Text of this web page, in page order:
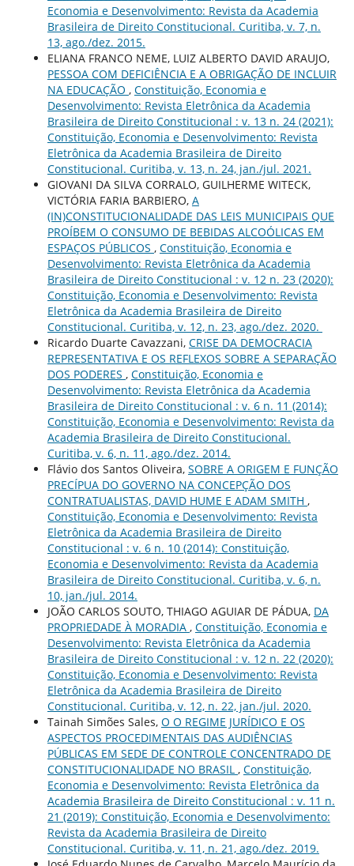
Economia e Desenvolvimento: Revista da Academia
Brasileira de Direito Constitucional. Curitiba, v. 7, n.
13, ago./dez. 2015.
ELIANA FRANCO NEME, LUIZ ALBERTO DAVID ARAUJO,
PESSOA COM DEFICIÊNCIA E A OBRIGAÇÃO DE INCLUIR
NA EDUCAÇÃO , Constituição, Economia e
Desenvolvimento: Revista Eletrônica da Academia
Brasileira de Direito Constitucional : v. 13 n. 24 (2021):
Constituição, Economia e Desenvolvimento: Revista
Eletrônica da Academia Brasileira de Direito
Constitucional. Curitiba, v. 13, n. 24, jan./jul. 2021.
GIOVANI DA SILVA CORRALO, GUILHERME WITECK,
VICTÓRIA FARIA BARBIERO, A
(IN)CONSTITUCIONALIDADE DAS LEIS MUNICIPAIS QUE
PROÍBEM O CONSUMO DE BEBIDAS ALCOÓLICAS EM
ESPAÇOS PÚBLICOS , Constituição, Economia e
Desenvolvimento: Revista Eletrônica da Academia
Brasileira de Direito Constitucional : v. 12 n. 23 (2020):
Constituição, Economia e Desenvolvimento: Revista
Eletrônica da Academia Brasileira de Direito
Constitucional. Curitiba, v. 12, n. 23, ago./dez. 2020.
Ricardo Duarte Cavazzani, CRISE DA DEMOCRACIA
REPRESENTATIVA E OS REFLEXOS SOBRE A SEPARAÇÃO
DOS PODERES , Constituição, Economia e
Desenvolvimento: Revista Eletrônica da Academia
Brasileira de Direito Constitucional : v. 6 n. 11 (2014):
Constituição, Economia e Desenvolvimento: Revista da
Academia Brasileira de Direito Constitucional.
Curitiba, v. 6, n. 11, ago./dez. 2014.
Flávio dos Santos Oliveira, SOBRE A ORIGEM E FUNÇÃO
PRECÍPUA DO GOVERNO NA CONCEPÇÃO DOS
CONTRATUALISTAS, DAVID HUME E ADAM SMITH ,
Constituição, Economia e Desenvolvimento: Revista
Eletrônica da Academia Brasileira de Direito
Constitucional : v. 6 n. 10 (2014): Constituição,
Economia e Desenvolvimento: Revista da Academia
Brasileira de Direito Constitucional. Curitiba, v. 6, n.
10, jan./jul. 2014.
JOÃO CARLOS SOUTO, THIAGO AGUIAR DE PÁDUA, DA
PROPRIEDADE À MORADIA , Constituição, Economia e
Desenvolvimento: Revista Eletrônica da Academia
Brasileira de Direito Constitucional : v. 12 n. 22 (2020):
Constituição, Economia e Desenvolvimento: Revista
Eletrônica da Academia Brasileira de Direito
Constitucional. Curitiba, v. 12, n. 22, jan./jul. 2020.
Tainah Simões Sales, O O REGIME JURÍDICO E OS
ASPECTOS PROCEDIMENTAIS DAS AUDIÊNCIAS
PÚBLICAS EM SEDE DE CONTROLE CONCENTRADO DE
CONSTITUCIONALIDADE NO BRASIL , Constituição,
Economia e Desenvolvimento: Revista Eletrônica da
Academia Brasileira de Direito Constitucional : v. 11 n.
21 (2019): Constituição, Economia e Desenvolvimento:
Revista da Academia Brasileira de Direito
Constitucional. Curitiba, v. 11, n. 21, ago./dez. 2019.